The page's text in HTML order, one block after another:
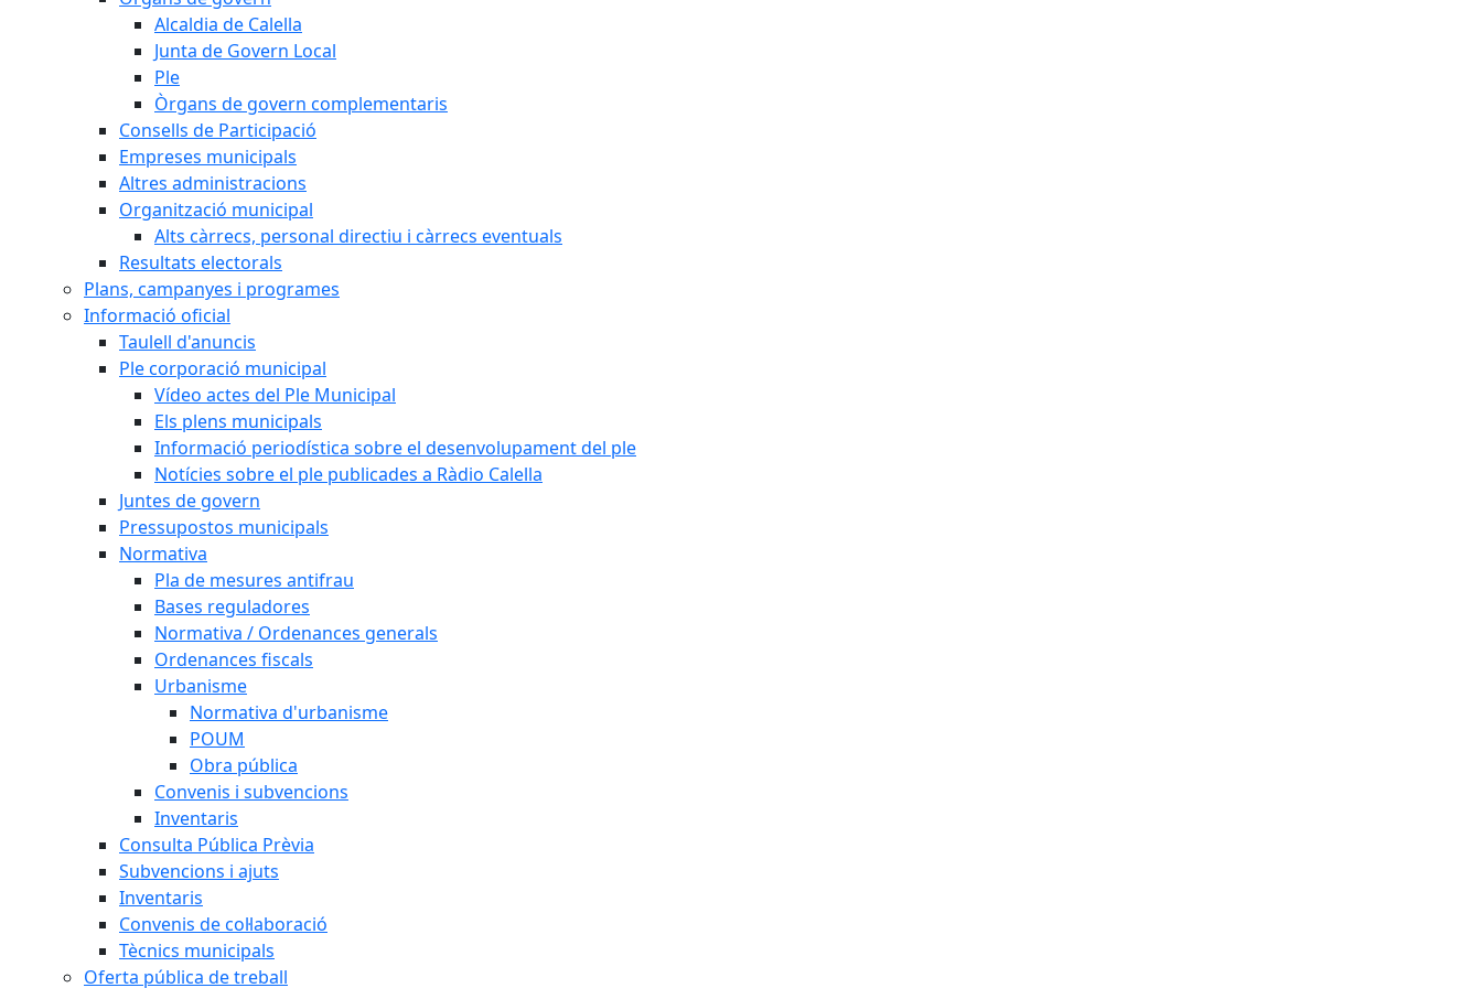
Alcaldia de Calella
Junta de Govern Local
Ple
Òrgans de govern complementaris
Consells de Participació
Empreses municipals
Altres administracions
Organització municipal
Alts càrrecs, personal directiu i càrrecs eventuals
Resultats electorals
Plans, campanyes i programes
Informació oficial
Taulell d'anuncis
Ple corporació municipal
Vídeo actes del Ple Municipal
Els plens municipals
Informació periodística sobre el desenvolupament del ple
Notícies sobre el ple publicades a Ràdio Calella
Juntes de govern
Pressupostos municipals
Normativa
Pla de mesures antifrau
Bases reguladores
Normativa / Ordenances generals
Ordenances fiscals
Urbanisme
Normativa d'urbanisme
POUM
Obra pública
Convenis i subvencions
Inventaris
Consulta Pública Prèvia
Subvencions i ajuts
Inventaris
Convenis de col·laboració
Tècnics municipals
Oferta pública de treball